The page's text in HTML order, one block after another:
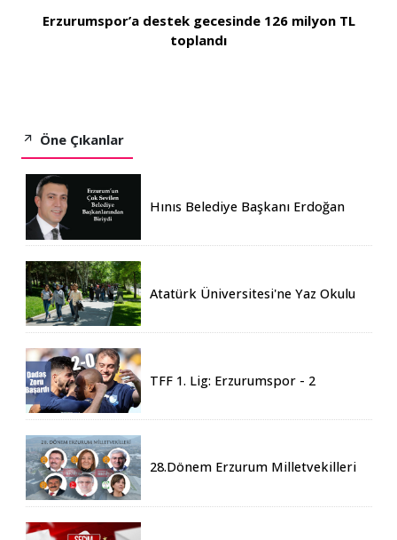
Erzurumspor’a destek gecesinde 126 milyon TL
toplandı
Öne Çıkanlar
Hınıs Belediye Başkanı Erdoğan
Atatürk Üniversitesi'ne Yaz Okulu
TFF 1. Lig: Erzurumspor - 2
28.Dönem Erzurum Milletvekilleri